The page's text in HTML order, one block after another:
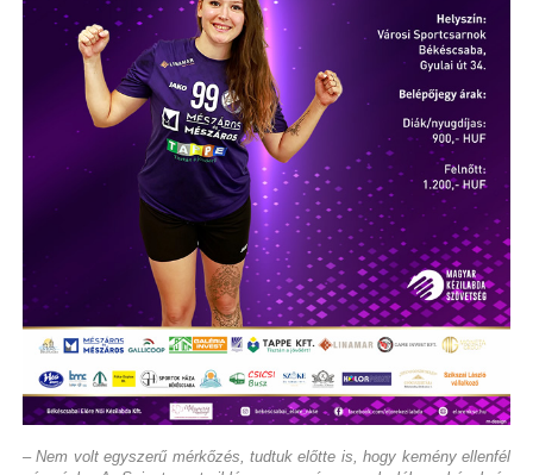
– Nem volt egyszerű mérkőzés, tudtuk előtte is, hogy kemény ellenfél